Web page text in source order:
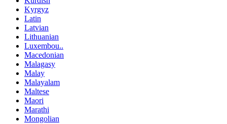
Kyrgyz
Latin
Latvian
Lithuanian
Luxembou..
Macedonian
Malagasy
Malay
Malayalam
Maltese
Maori
Marathi
Mongolian